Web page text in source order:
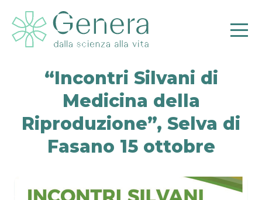
“Incontri Silvani di
Medicina della
Riproduzione”, Selva di
Fasano 15 ottobre